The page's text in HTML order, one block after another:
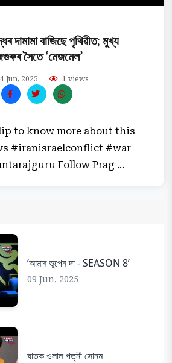
দামামা বাজিছে পৃথিৱীত; মুখ্য
সৈতে ‘মেজমেল’
Jun, 2025 1 views
to know more about this
#iranisraelconflict #war
Follow Prag ...
‘আমাৰ ভূপেন দা - SEASON 8’
09 Jun, 2025
ঘাতক ওলাল পত্নী সোনম